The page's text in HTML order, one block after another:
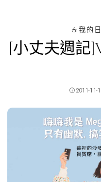
☕️我的
[小丈夫週記
2011-11-